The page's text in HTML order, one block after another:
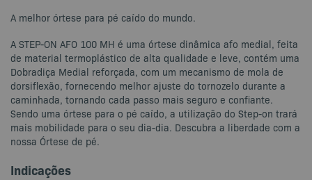
A melhor órtese para pé caído do mundo.
A STEP-ON AFO 100 MH é uma órtese dinâmica afo medial, feita
de material termoplástico de alta qualidade e leve, contém uma
Dobradiça Medial reforçada, com um mecanismo de mola de
dorsiflexão, fornecendo melhor ajuste do tornozelo durante a
caminhada, tornando cada passo mais seguro e confiante.
Sendo uma órtese para o pé caído, a utilização do Step-on trará
mais mobilidade para o seu dia-dia. Descubra a liberdade com a
nossa Órtese de pé.
Indicações